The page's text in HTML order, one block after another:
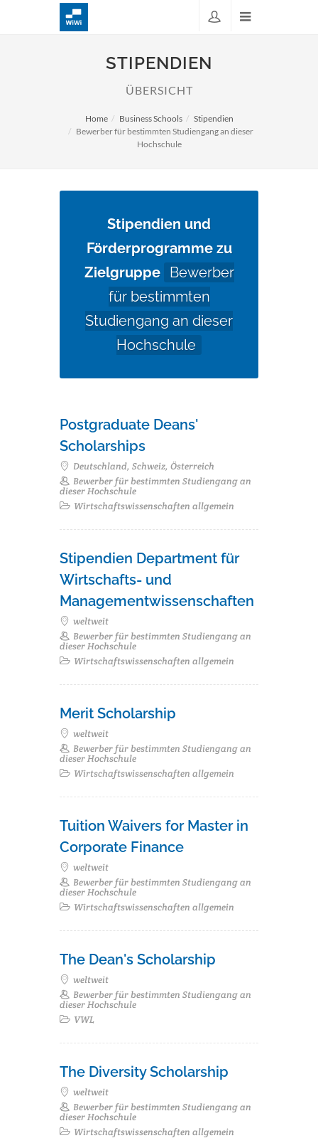
STIPENDIEN
ÜBERSICHT
Home Business Schools
Stipendien
Bewerber für bestimmten Studiengang an dieser
Hochschule
Stipendien und
Förderprogramme zu
Zielgruppe Bewerber
für bestimmten
Studiengang an dieser
Hochschule
Postgraduate Deans'
Scholarships
Deutschland, Schweiz, Österreich
Bewerber für bestimmten Studiengang an
dieser Hochschule
Wirtschaftswissenschaften allgemein
Stipendien Department für
Wirtschafts- und
Managementwissenschaften
weltweit
Bewerber für bestimmten Studiengang an
dieser Hochschule
Wirtschaftswissenschaften allgemein
Merit Scholarship
weltweit
Bewerber für bestimmten Studiengang an
dieser Hochschule
Wirtschaftswissenschaften allgemein
Tuition Waivers for Master in
Corporate Finance
weltweit
Bewerber für bestimmten Studiengang an
dieser Hochschule
Wirtschaftswissenschaften allgemein
The Dean's Scholarship
weltweit
Bewerber für bestimmten Studiengang an
dieser Hochschule
VWL
The Diversity Scholarship
weltweit
Bewerber für bestimmten Studiengang an
dieser Hochschule
Wirtschaftswissenschaften allgemein